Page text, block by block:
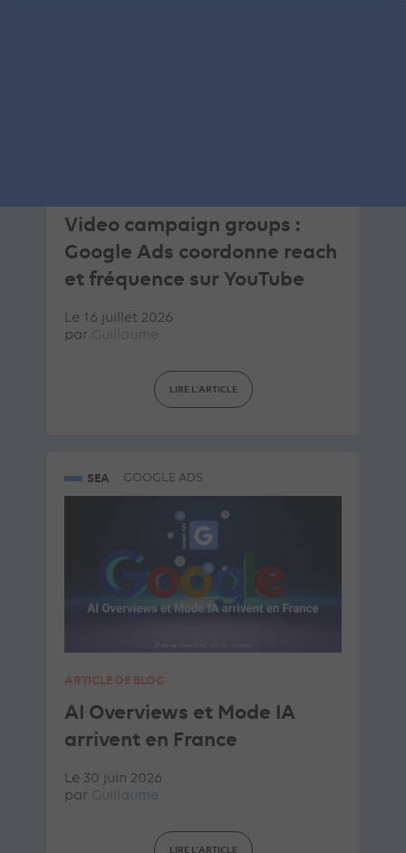
Video campaign groups :
Google Ads coordonne reach
et fréquence sur YouTube
Le 16 juillet 2026
par Guillaume
LIRE L'ARTICLE
SEA GOOGLE ADS
ARTICLE DE BLOG
AI Overviews et Mode IA
arrivent en France
Le 30 juin 2026
par Guillaume
LIRE L'ARTICLE